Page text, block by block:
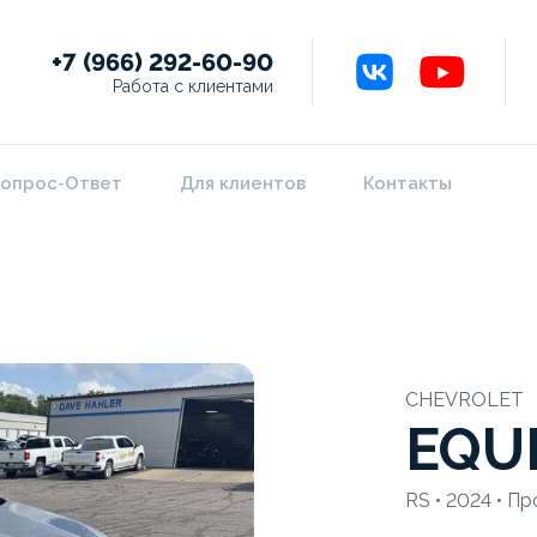
+7 (966) 292-60-90
Работа с клиентами
Ответ Для клиентов Контакты
CHEVROLET
RS • 2024 •